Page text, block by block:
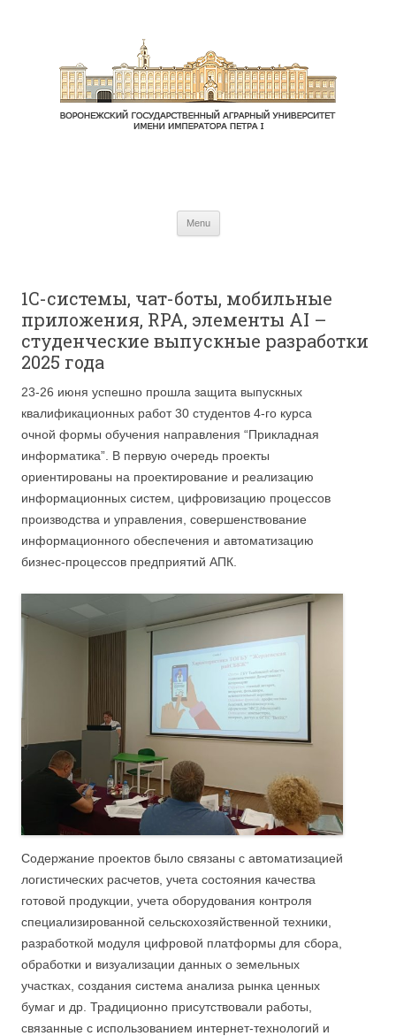
Menu
1C-системы, чат-боты, мобильные
приложения, RPA, элементы AI –
студенческие выпускные разработки
2025 года
23-26 июня успешно прошла защита выпускных
квалификационных работ 30 студентов 4-го курса
очной формы обучения направления “Прикладная
информатика”. В первую очередь проекты
ориентированы на проектирование и реализацию
информационных систем, цифровизацию процессов
производства и управления, совершенствование
информационного обеспечения и автоматизацию
бизнес-процессов предприятий АПК.
Содержание проектов было связаны с автоматизацией
логистических расчетов, учета состояния качества
готовой продукции, учета оборудования контроля
специализированной сельскохозяйственной техники,
разработкой модуля цифровой платформы для сбора,
обработки и визуализации данных о земельных
участках, создания система анализа рынка ценных
бумаг и др. Традиционно присутствовали работы,
связанные с использованием интернет-технологий и